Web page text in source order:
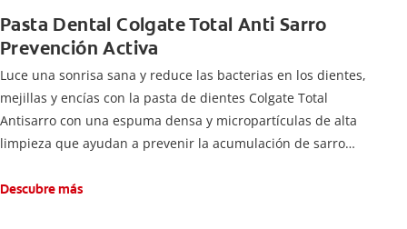
Pasta Dental Colgate Total Anti Sarro
Prevención Activa
Luce una sonrisa sana y reduce las bacterias en los dientes,
mejillas y encías con la pasta de dientes Colgate Total
Antisarro con una espuma densa y micropartículas de alta
limpieza que ayudan a prevenir la acumulación de sarro
Descubre más